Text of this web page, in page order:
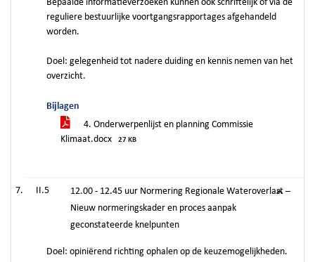
Bepaalde informatieverzoeken kunnen ook schriftelijk of via de
reguliere bestuurlijke voortgangsrapportages afgehandeld
worden.
Doel: gelegenheid tot nadere duiding en kennis nemen van het
overzicht.
Bijlagen
4. Onderwerpenlijst en planning Commissie
Klimaat.docx
27 KB
II.5
12.00 - 12.45 uur Normering Regionale Wateroverlast –
Nieuw normeringskader en proces aanpak
geconstateerde knelpunten
Doel: opiniërend richting ophalen op de keuzemogelijkheden.